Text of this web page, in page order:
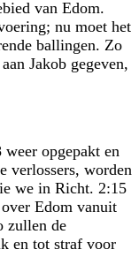
van Edom.
nu moet het
ballingen. Zo
Jakob gegeven,
opgepakt en
verlossers, worden
we in Richt. 2:15
Edom vanuit
zullen de
en tot straf voor